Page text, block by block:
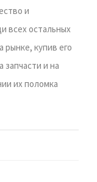
и
всех остальных
рынке, купив его
и на
их поломка